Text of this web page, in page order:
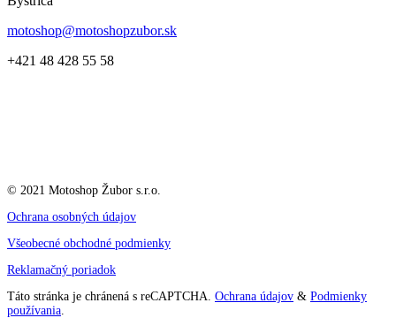
motoshop@motoshopzubor.sk
+421 48 428 55 58
© 2021 Motoshop Žubor s.r.o.
Ochrana osobných údajov
Všeobecné obchodné podmienky
Reklamačný poriadok
Táto stránka je chránená s reCAPTCHA. Ochrana údajov & Podmienky
používania